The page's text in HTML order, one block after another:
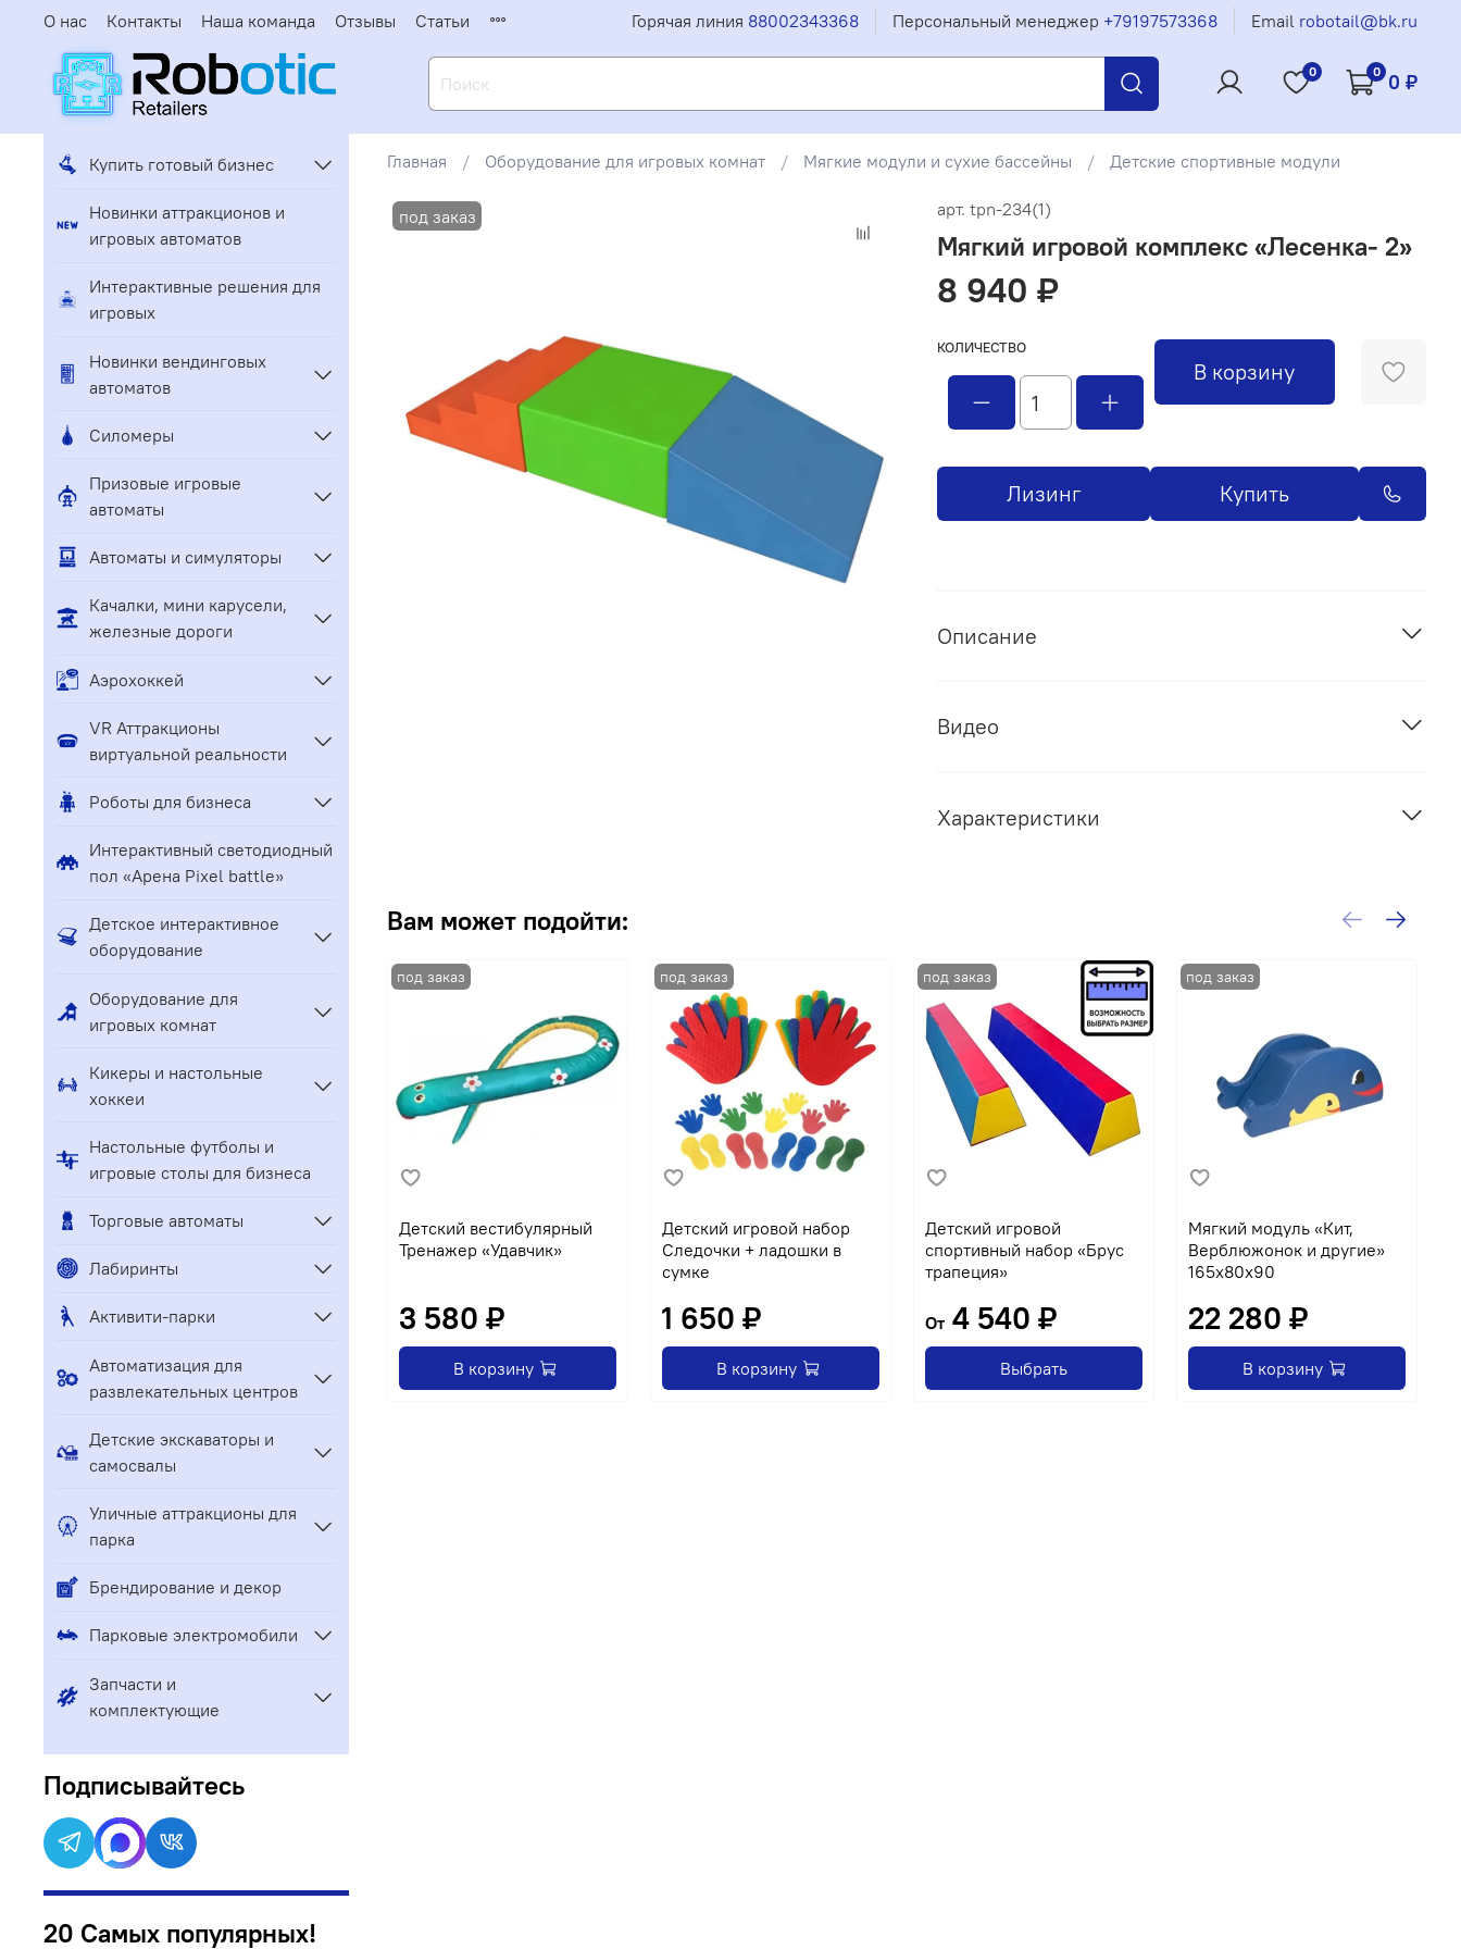
О нас Контакты Наша команда Отзывы Статьи Горячая линия 88002343368 Персональный менеджер +79197573368 Email robotail@bk.ru
0 0 0 ₽
Главная Оборудование для игровых комнат Мягкие модули и сухие бассейны Детские спортивные модули
арт. tpn-234(1)
Мягкий игровой комплекс «Лесенка- 2»
8 940 ₽
КОЛИЧЕСТВО
В корзину
Лизинг Купить
Описание
Видео
Характеристики
Вам может подойти:
Детский вестибулярный
Тренажер «Удавчик»
3 580 ₽
В корзину
Детский игровой набор
Следочки + ладошки в
сумке
1 650 ₽
В корзину
Детский игровой
спортивный набор «Брус
трапеция»
От4 540 ₽
Выбрать
Мягкий модуль «Кит,
Верблюжонок и другие»
165х80х90
22 280 ₽
В корзину
Купить готовый бизнес
Новинки аттракционов и
игровых автоматов
Интерактивные решения для
игровых
Новинки вендинговых
автоматов
Силомеры
Призовые игровые
автоматы
Автоматы и симуляторы
Качалки, мини карусели,
железные дороги
Аэрохоккей
VR Аттракционы
виртуальной реальности
Роботы для бизнеса
Интерактивный светодиодный
пол «Арена Pixel battle»
Детское интерактивное
оборудование
Оборудование для
игровых комнат
Кикеры и настольные
хоккеи
Настольные футболы и
игровые столы для бизнеса
Торговые автоматы
Лабиринты
Активити-парки
Автоматизация для
развлекательных центров
Детские экскаваторы и
самосвалы
Уличные аттракционы для
парка
Брендирование и декор
Парковые электромобили
Запчасти и
комплектующие
Подписывайтесь
20 Самых популярных!